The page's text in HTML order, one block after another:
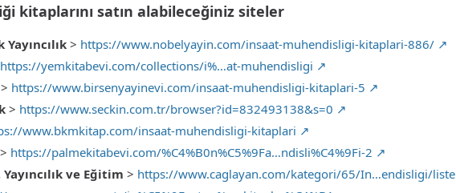
kitaplarını satın alabileceğiniz siteler
> https://www.nobelyayin.com/insaat-muhendisligi-kitaplari-886/
https://yemkitabevi.com/collections/i%…at-muhendisligi
> https://www.birsenyayinevi.com/insaat-muhendisligi-kitaplari-5
> https://www.seckin.com.tr/browser?id=832493138&s=0
www.bkmkitap.com/insaat-muhendisligi-kitaplari
> https://palmekitabevi.com/%C4%B0n%C5%9Fa…ndisli%C4%9Fi-2
ve Eğitim > https://www.caglayan.com/kategori/65/In…endisligi/liste